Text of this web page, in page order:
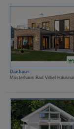
Danhaus
Musterhaus Bad Vilbel